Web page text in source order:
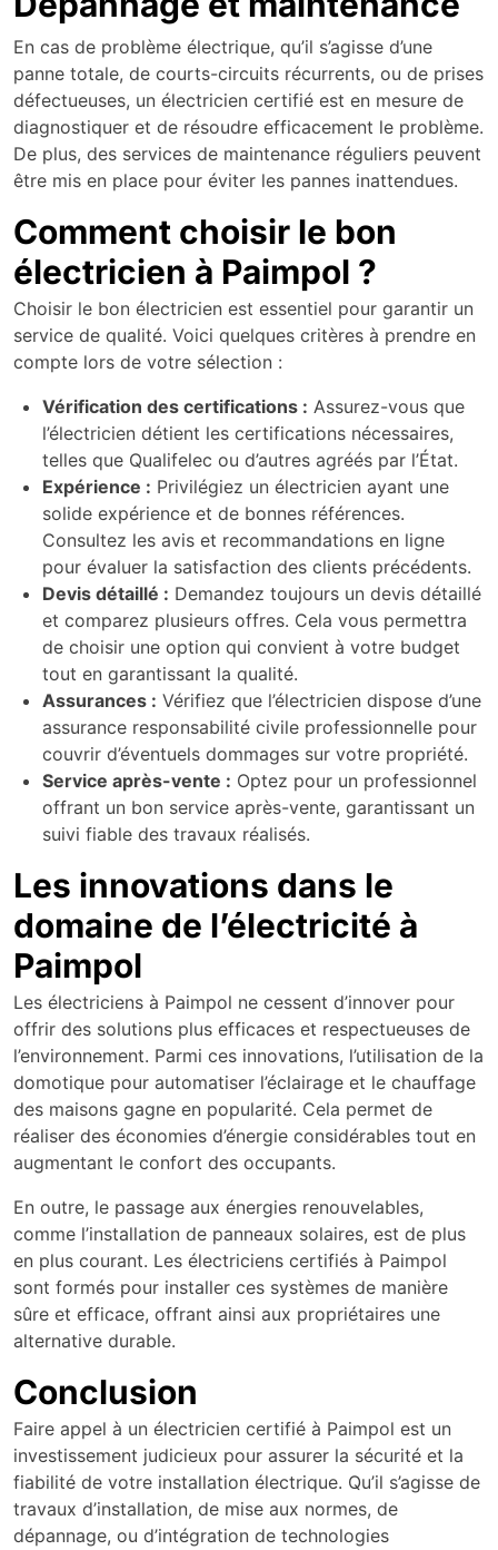
En cas de problème électrique, qu’il s’agisse d’une
panne totale, de courts-circuits récurrents, ou de prises
défectueuses, un électricien certifié est en mesure de
diagnostiquer et de résoudre efficacement le problème.
De plus, des services de maintenance réguliers peuvent
être mis en place pour éviter les pannes inattendues.
Comment choisir le bon
électricien à Paimpol ?
Choisir le bon électricien est essentiel pour garantir un
service de qualité. Voici quelques critères à prendre en
compte lors de votre sélection :
Vérification des certifications : Assurez-vous que
l’électricien détient les certifications nécessaires,
telles que Qualifelec ou d’autres agréés par l’État.
Expérience : Privilégiez un électricien ayant une
solide expérience et de bonnes références.
Consultez les avis et recommandations en ligne
pour évaluer la satisfaction des clients précédents.
Devis détaillé : Demandez toujours un devis détaillé
et comparez plusieurs offres. Cela vous permettra
de choisir une option qui convient à votre budget
tout en garantissant la qualité.
Assurances : Vérifiez que l’électricien dispose d’une
assurance responsabilité civile professionnelle pour
couvrir d’éventuels dommages sur votre propriété.
Service après-vente : Optez pour un professionnel
offrant un bon service après-vente, garantissant un
suivi fiable des travaux réalisés.
Les innovations dans le
domaine de l’électricité à
Paimpol
Les électriciens à Paimpol ne cessent d’innover pour
offrir des solutions plus efficaces et respectueuses de
l’environnement. Parmi ces innovations, l’utilisation de la
domotique pour automatiser l’éclairage et le chauffage
des maisons gagne en popularité. Cela permet de
réaliser des économies d’énergie considérables tout en
augmentant le confort des occupants.
En outre, le passage aux énergies renouvelables,
comme l’installation de panneaux solaires, est de plus
en plus courant. Les électriciens certifiés à Paimpol
sont formés pour installer ces systèmes de manière
sûre et efficace, offrant ainsi aux propriétaires une
alternative durable.
Conclusion
Faire appel à un électricien certifié à Paimpol est un
investissement judicieux pour assurer la sécurité et la
fiabilité de votre installation électrique. Qu’il s’agisse de
travaux d’installation, de mise aux normes, de
dépannage, ou d’intégration de technologies